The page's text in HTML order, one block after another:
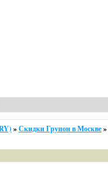
»Скидки Групон в Москве»